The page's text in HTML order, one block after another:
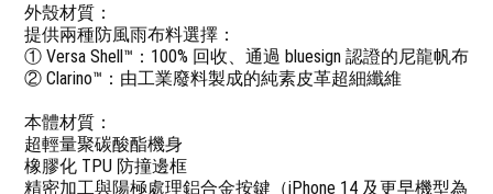
外殼材質：
提供兩種防風雨布料選擇：
① Versa Shell™：100% 回收、通過 bluesign 認證的尼龍帆布
② Clarino™：由工業廢料製成的純素皮革超細纖維
本體材質：
超輕量聚碳酸酯機身
橡膠化 TPU 防撞邊框
精密加工與陽極處理鋁合金按鍵（iPhone 14 及更早機型為